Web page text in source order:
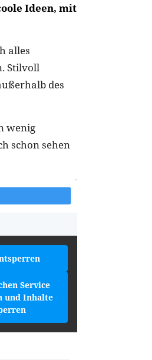
Ideen, mit
alles
Stilvoll
des
wenig
schon sehen
Service
und Inhalte